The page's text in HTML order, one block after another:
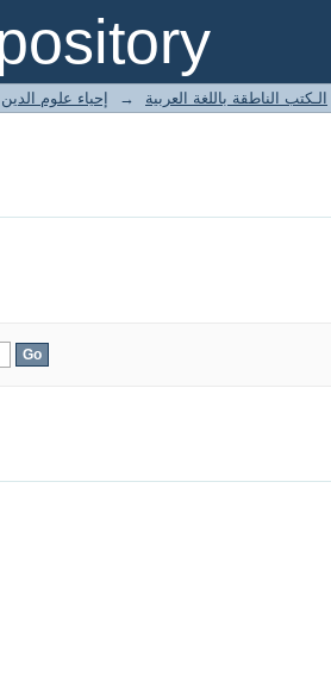
الـكتب الناطقة باللغة العربية → إحياء علوم الدين